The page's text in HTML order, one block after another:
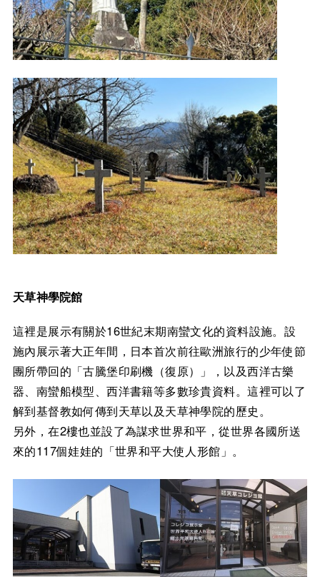
天草神學院館
這裡是展示有關於16世紀末期南蠻文化的資料設施。設
施內展示著大正年間，日本首次前往歐洲旅行的少年使節
團所帶回的「古騰堡印刷機（復原）」，以及西洋古樂
器、南蠻船模型、西洋書籍等多數珍貴資料。這裡可以了
解到基督教如何傳到天草以及天草神學院的歷史。
另外，在2樓也並設了為謀求世界和平，從世界各國所送
來的117個娃娃的「世界和平大使人形館」。